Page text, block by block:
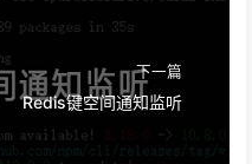
下一篇
Redis键空间通知监听